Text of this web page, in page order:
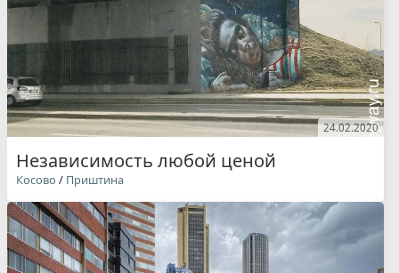
24.02.2020
Независимость любой ценой
Косово / Приштина